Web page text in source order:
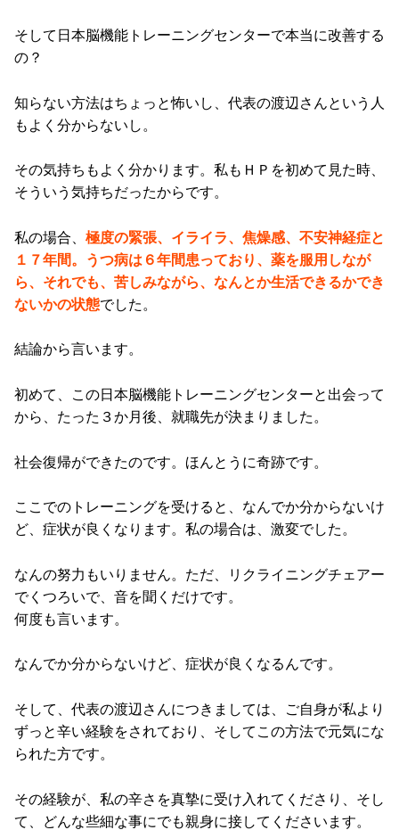
そして日本脳機能トレーニングセンターで本当に改善する
の？
知らない方法はちょっと怖いし、代表の渡辺さんという人
もよく分からないし。
その気持ちもよく分かります。私もＨＰを初めて見た時、
そういう気持ちだったからです。
私の場合、 極度の緊張、イライラ、焦燥感、不安神経症と
１７年間。うつ病は６年間患っており、薬を服用しなが
ら、それでも、苦しみながら、なんとか生活できるかでき
ないかの状態でした。
結論から言います。
初めて、この日本脳機能トレーニングセンターと出会って
から、たった３か月後、就職先が決まりました。
社会復帰ができたのです。ほんとうに奇跡です。
ここでのトレーニングを受けると、なんでか分からないけ
ど、症状が良くなります。私の場合は、激変でした。
なんの努力もいりません。ただ、リクライニングチェアー
でくつろいで、音を聞くだけです。
何度も言います。
なんでか分からないけど、症状が良くなるんです。
そして、代表の渡辺さんにつきましては、ご自身が私より
ずっと辛い経験をされており、そしてこの方法で元気にな
られた方です。
その経験が、私の辛さを真摯に受け入れてくださり、そし
て、どんな些細な事にでも親身に接してくださいます。